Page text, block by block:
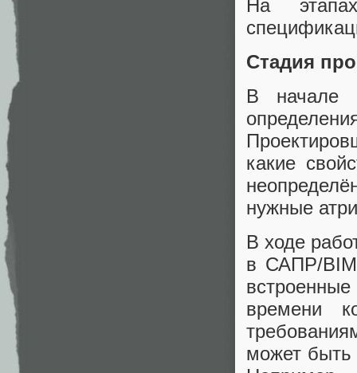
На
Стадия
В начале
какие
нужные
В ходе
в САПР/
времени
может быть